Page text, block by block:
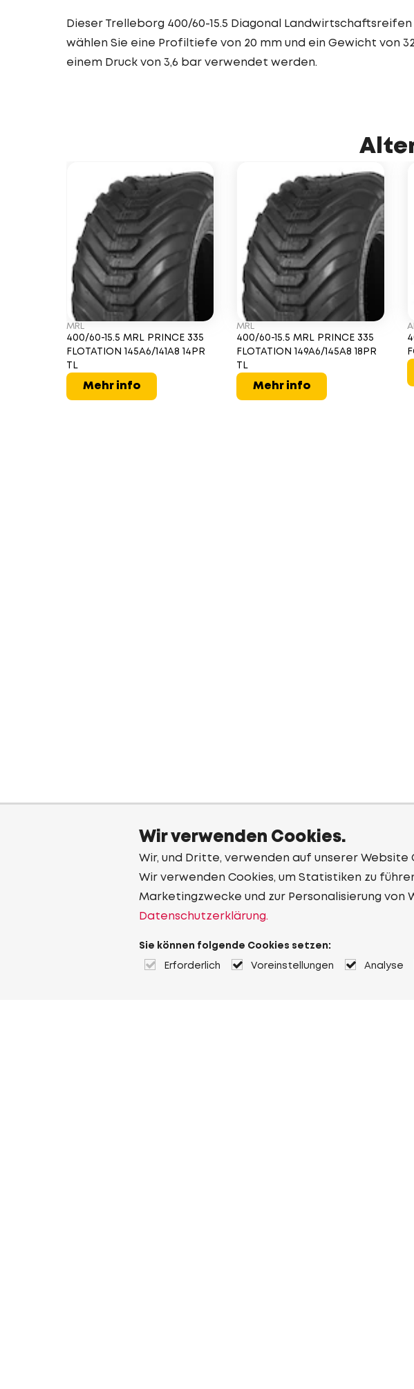
Dieser Trelleborg 400/60-15.5 Diagonal
wählen Sie eine Profiltiefe von 20 mm und ein Gewicht von
einem Druck von 3,6 bar verwendet werden.
MRL
400/60-15.5 MRL PRINCE 335
FLOTATION 145A6/141A8 14PR
TL
Mehr info
MRL
400/60-15.5 MRL PRINCE 335
FLOTATION 149A6/145A8 18PR
TL
Mehr info
Wir verwenden Cookies.
Wir, und Dritte, verwenden auf unserer Website
Wir verwenden Cookies, um Statistiken zu
Marketingzwecke und zur Personalisierung von
Datenschutzerklärung.
Sie können folgende Cookies setzen:
Erforderlich Voreinstellungen Analyse